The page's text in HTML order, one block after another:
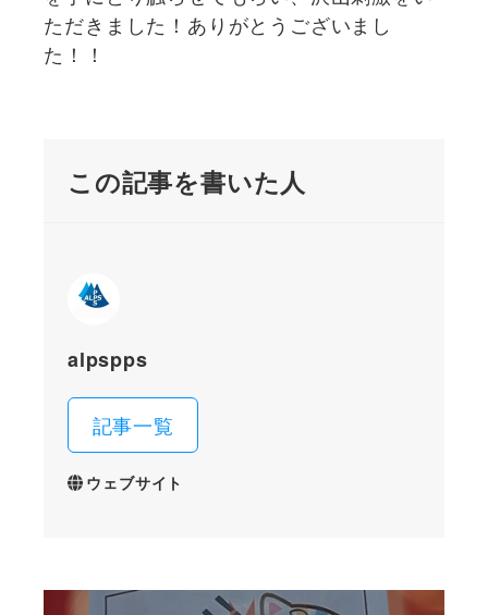
ただきました！ありがとうございまし
た！！
この記事を書いた人
alpspps
記事一覧
ウェブサイト